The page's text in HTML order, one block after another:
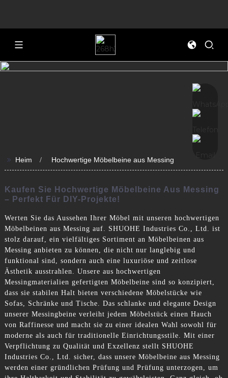
>> Heim Hochwertige Möbelbeine aus Messing
Kaufen Sie Hochwertige Möbelbeine Aus Messing
– Perfekt Für DIY-Projekte!
Werten Sie das Aussehen Ihrer Möbel mit unseren hochwertigen
Möbelbeinen aus Messing auf. SHUOHE Industries Co., Ltd. ist
stolz darauf, ein vielfältiges Sortiment an Möbelbeinen aus
Messing anbieten zu können, die nicht nur langlebig und
funktional sind, sondern auch eine luxuriöse und zeitlose
Ästhetik ausstrahlen. Unsere aus hochwertigen
Messingmaterialien gefertigten Möbelbeine sind so konzipiert,
dass sie stabilen Halt bieten verschiedene Möbelstücke wie
Sofas, Schränke und Tische. Das schlanke und elegante Design
unserer Messingbeine verleiht jedem Möbelstück einen Hauch
von Raffinesse und macht sie zu einer idealen Wahl sowohl für
moderne als auch für traditionelle Einrichtungsstile. Mit einer
Verpflichtung zu Qualität und Exzellenz stellt SHUOHE
Industries Co., Ltd. sicher, dass unsere Möbelbeine aus Messing
werden einer gründlichen Prüfung und Prüfung unterzogen, um